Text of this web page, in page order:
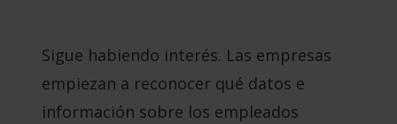
Sigue habiendo interés. Las empresas
empiezan a reconocer qué datos e
información sobre los empleados